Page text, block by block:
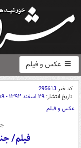
عکس و فیلم
کد خبر295613
تاریخ انتشار: ۲۹ اسفند ۱۳۹۲ - ۱۷:۵۹
عکس و فیلم
فیلم/